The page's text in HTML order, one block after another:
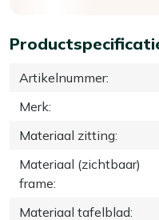
Artikelnummer:
Merk:
Materiaal zitting:
Materiaal (zichtbaar)
frame:
Materiaal tafelblad: